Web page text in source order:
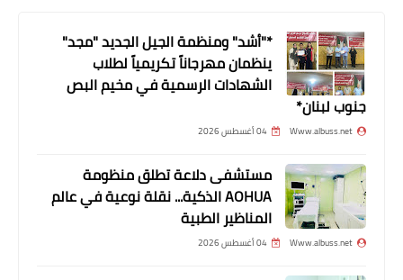
أخبار المخيمات
وفاة طفل فلسطيني في لبنان ضربته
معلمته على رأسه
*"أشد" ومنظمة الجيل الجديد "مجد"
ينظمان مهرجاناً تكريمياً لطلاب
الشهادات الرسمية في مخيم البص
جنوب لبنان*
Www.albuss.net 04 أغسطس 2026
مستشفى دلاعة تطلق منظومة
AOHUA الذكية... نقلة نوعية في عالم
المناظير الطبية
Www.albuss.net 04 أغسطس 2026